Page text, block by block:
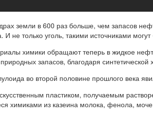
земли в 600 раз больше, чем запасов
И не только уголь, такими источниками
химики обращают теперь в жидкое
запасов, благодаря
во второй половине прошлого века
пластиком, получаемым
химиками из казеина молока, фенола,